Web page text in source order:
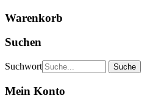
Warenkorb
Suchen
Suchwort
Mein Konto